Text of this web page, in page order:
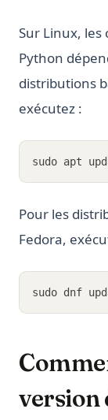
Sur Linux,
Python
distributions
exécutez :
sudo apt
Pour les
Fedora,
sudo dnf
version